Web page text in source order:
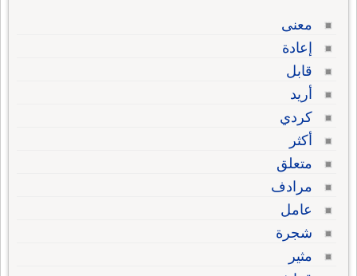
معنى
إعادة
قابل
أريد
كردي
أكثر
متعلق
مرادف
عامل
شجرة
مثير